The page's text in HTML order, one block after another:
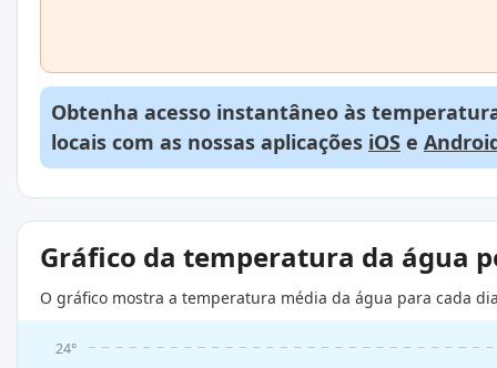
Obtenha acesso instantâneo às
locais com as nossas aplicações iOS e
Gráfico da temperatura da água
O gráfico mostra a temperatura média da água para cada
24°